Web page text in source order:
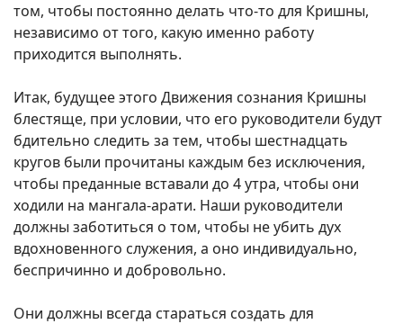
том, чтобы постоянно делать что-то для Кришны,
независимо от того, какую именно работу
приходится выполнять.
Итак, будущее этого Движения сознания Кришны
блестяще, при условии, что его руководители будут
бдительно следить за тем, чтобы шестнадцать
кругов были прочитаны каждым без исключения,
чтобы преданные вставали до 4 утра, чтобы они
ходили на мангала-арати. Наши руководители
должны заботиться о том, чтобы не убить дух
вдохновенного служения, а оно индивидуально,
беспричинно и добровольно.
Они должны всегда стараться создать для